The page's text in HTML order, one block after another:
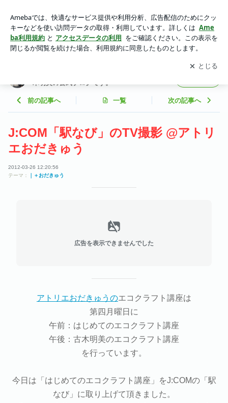
せハンドメイドTime♪ かご作家古木明美の公式ブログです。
アプリをダウンロードして ブログの更新通知
を受け取りまし
ょう。
開く
木明美の公式ブログです。
前の記事へ 一覧 次の記事へ
J:COM「駅なび」のTV撮影 @アトリ
エおだきゅう
2012-03-26 12:20:56
テーマ：
｜＋おだきゅう
広告を表示できませんでした
アトリエおだきゅうのエコクラフト講座は
第四月曜日に
午前：はじめてのエコクラフト講座
午後：古木明美のエコクラフト講座
を行っています。
今日は「はじめてのエコクラフト講座」をJ:COMの「駅
なび」に取り上げて頂きました。